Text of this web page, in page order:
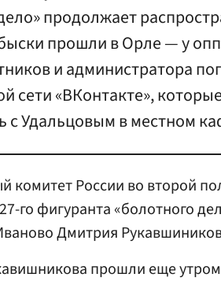
продолжает
прошли в Орле — у
и администратора
сети «ВКонтакте»,
с Удальцовым в местном
комитет России во второй
го фигуранта «болотного
Дмитрия
прошли еще